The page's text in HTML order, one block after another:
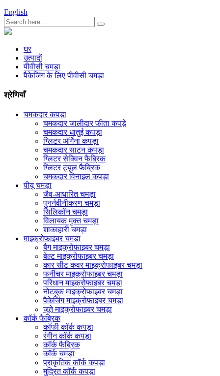
English
घर
उत्पादों
पीवीसी चमड़ा
पैकेजिंग के लिए पीवीसी चमड़ा
श्रेणियाँ
चमकदार कपड़ा
चमकदार जालीदार फीता कपड़े
चमकदार धातुई कपड़ा
ग्लिटर ऑर्गेना कपड़ा
चमकदार साटन कपड़ा
ग्लिटर सेक्विन फैब्रिक
ग्लिटर ट्यूल फैब्रिक
चमकदार विनाइल कपड़ा
पीयू चमड़ा
जैव-आधारित चमड़ा
पुनर्नवीनीकरण चमड़ा
सिलिकॉन चमड़ा
विलायक मुक्त चमड़ा
शाकाहारी चमड़ा
माइक्रोफाइबर चमड़ा
बैग माइक्रोफाइबर चमड़ा
बेल्ट माइक्रोफाइबर चमड़ा
कार सीट कवर माइक्रोफाइबर चमड़ा
फर्नीचर माइक्रोफाइबर चमड़ा
परिधान माइक्रोफाइबर चमड़ा
नोटबुक माइक्रोफाइबर चमड़ा
पैकेजिंग माइक्रोफाइबर चमड़ा
जूते माइक्रोफाइबर चमड़ा
कॉर्क फैब्रिक
कॉफी कॉर्क कपड़ा
रंगीन कॉर्क कपड़ा
कॉर्क फैब्रिक
कॉर्क चमड़ा
प्राकृतिक कॉर्क कपड़ा
मुद्रित कॉर्क कपड़ा